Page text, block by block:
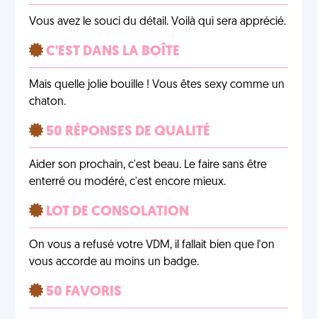
Vous avez le souci du détail. Voilà qui sera apprécié.
C'EST DANS LA BOÎTE
Mais quelle jolie bouille ! Vous êtes sexy comme un
chaton.
50 RÉPONSES DE QUALITÉ
Aider son prochain, c'est beau. Le faire sans être
enterré ou modéré, c'est encore mieux.
LOT DE CONSOLATION
On vous a refusé votre VDM, il fallait bien que l'on
vous accorde au moins un badge.
50 FAVORIS